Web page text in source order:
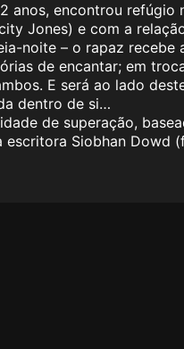
encontrou refúgio
Jones) e com a
noite – o rapaz
de encantar; em
E será ao lado
dentro de si…
de superação,
Siobhan Dowd